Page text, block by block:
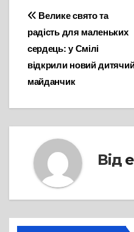
Навігація
записів
Велике свято та
радість для маленьких
сердець: у Смілі
відкрили новий
майданчик
Від